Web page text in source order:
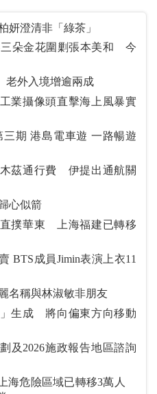
明讚疊字得意 郭柏妍澄清非「綠茶」
朵金花圍剿張本美和 今
外入境增逾兩成
業攝像頭直擊海上風暴實
三期 港島電車遊 一路暢遊
茲通行費 伊提出通航關
鍾培生歸心似箭
撲華東 上海福建已轉移
11
手破不和傳聞 滕麗名稱與林淑敏非朋友
生成 將向偏東方向移動
及2026施政報告地區諮詢
海危險區域已轉移3萬人